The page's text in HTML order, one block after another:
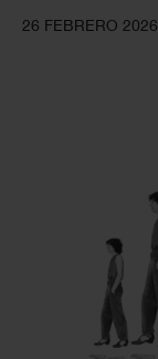
26 FEBRERO 2026